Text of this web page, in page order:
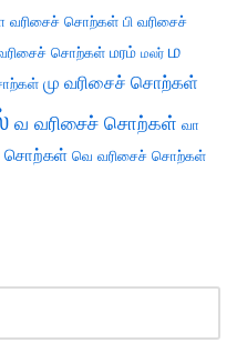
வரிசைச் சொற்கள் பி வரிசைச்
சொற்கள் மரம் மலர் ம
மு வரிசைச் சொற்கள்
வ வரிசைச் சொற்கள் வா
சொற்கள் வெ வரிசைச் சொற்கள்